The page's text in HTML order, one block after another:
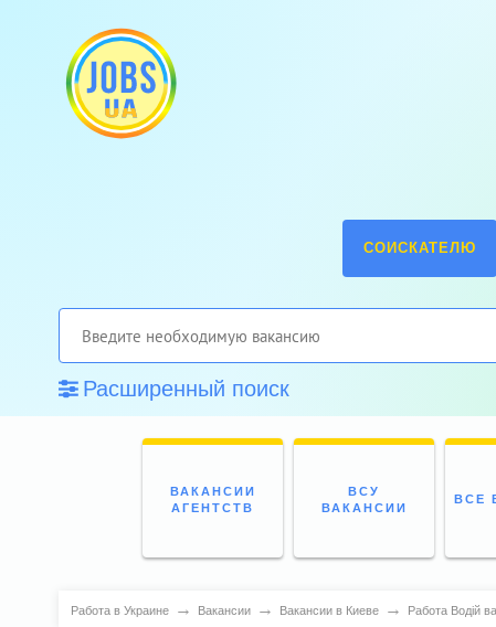
СОИСКАТЕЛЮ
Расширенный поиск
ВАКАНСИИ
АГЕНТСТВ
ВСУ
ВАКАНСИИ
ВСЕ
Работа в Украине → Вакансии → Вакансии в Киеве → Работа Водій